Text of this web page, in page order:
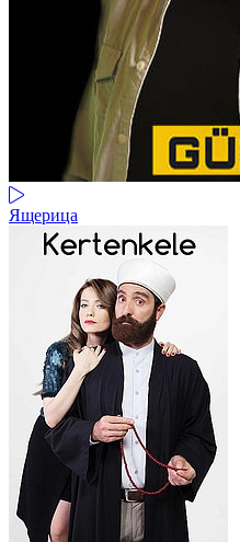
Ящерица